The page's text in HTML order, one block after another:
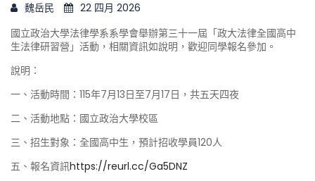
魏岳民
22 四月 2026
國立政治大學法律學系系學會舉辦第三十一屆「政大法律全國高中
生法律研習營」活動，相關資訊如說明，歡迎同學報名參加。
說明：
一、活動時間：115年7月13日至7月17日，共五天四夜
二、活動地點：國立政治大學校區
三、招生對象：全國高中生，預計招收學員120人
五、報名資訊https://reurl.cc/Ga5DNZ